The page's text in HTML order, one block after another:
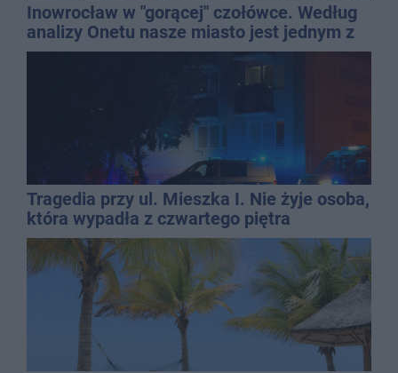
Inowrocław w "gorącej" czołówce. Według
analizy Onetu nasze miasto jest jednym z
najbardziej narażonych na upały
Tragedia przy ul. Mieszka I. Nie żyje osoba,
która wypadła z czwartego piętra